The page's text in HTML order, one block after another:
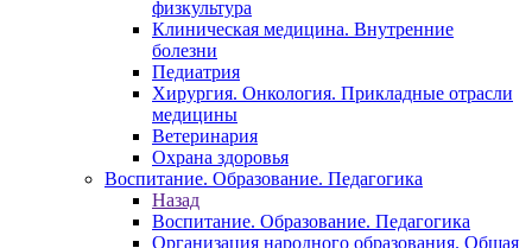
физкультура
Клиническая медицина. Внутренние
болезни
Педиатрия
Хирургия. Онкология. Прикладные отрасли
медицины
Ветеринария
Охрана здоровья
Воспитание. Образование. Педагогика
Назад
Воспитание. Образование. Педагогика
Организация народного образования. Общая